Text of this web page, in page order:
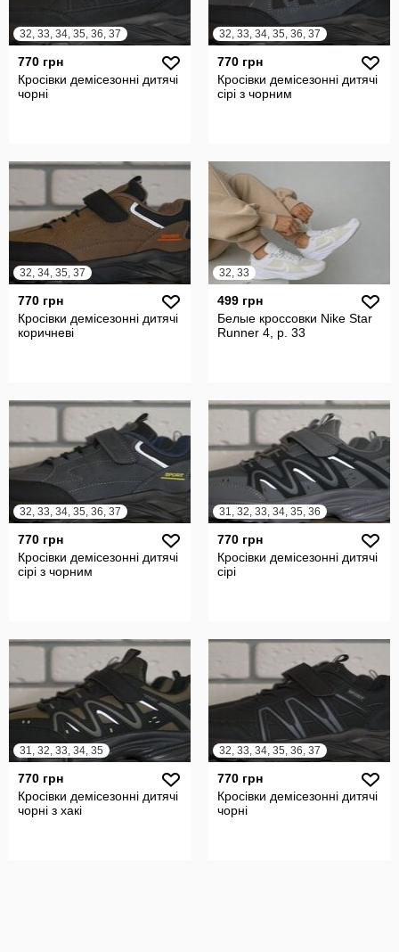
32, 33, 34, 35, 36, 37
770 грн
Кросівки демісезонні дитячі
чорні
32, 33, 34, 35, 36, 37
770 грн
Кросівки демісезонні дитячі
сірі з чорним
32, 34, 35, 37
770 грн
Кросівки демісезонні дитячі
коричневі
32, 33
499 грн
Белые кроссовки Nike Star
Runner 4, р. 33
32, 33, 34, 35, 36, 37
770 грн
Кросівки демісезонні дитячі
сірі з чорним
31, 32, 33, 34, 35, 36
770 грн
Кросівки демісезонні дитячі
сірі
31, 32, 33, 34, 35
770 грн
Кросівки демісезонні дитячі
чорні з хакі
32, 33, 34, 35, 36, 37
770 грн
Кросівки демісезонні дитячі
чорні